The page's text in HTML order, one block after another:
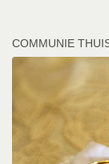
COMMUNIE